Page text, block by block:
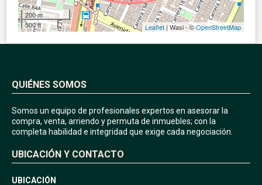
200 m
500 ft
Leaflet | Wasi - ©OpenStreetMap
QUIÉNES SOMOS
Somos un equipo de profesionales expertos en asesorar la
compra, venta, arriendo y permuta de inmuebles; con la
completa habilidad e integridad que exige cada negociación.
UBICACIÓN Y CONTACTO
UBICACIÓN